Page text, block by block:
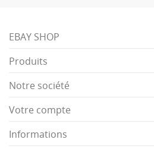
EBAY SHOP
Produits
Notre société
Votre compte
Informations